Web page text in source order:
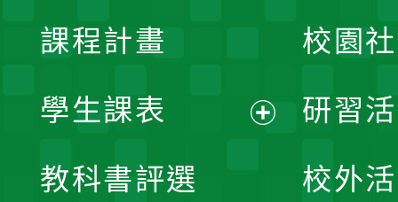
課程計畫
學生課表
教科書評選
校園
研習
校外